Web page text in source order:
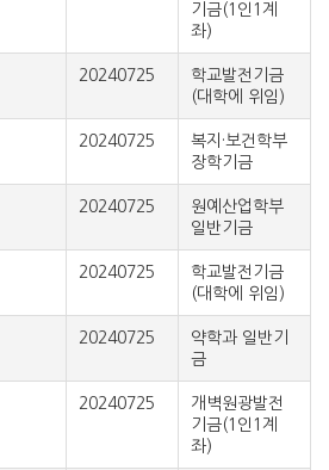
기금(1인1계
좌)
20240725
학교발전기금
(대학에 위임)
20240725
복지·보건학부
장학기금
20240725
원예산업학부
일반기금
20240725
학교발전기금
(대학에 위임)
20240725
약학과 일반기
금
20240725
개벽원광발전
기금(1인1계
좌)